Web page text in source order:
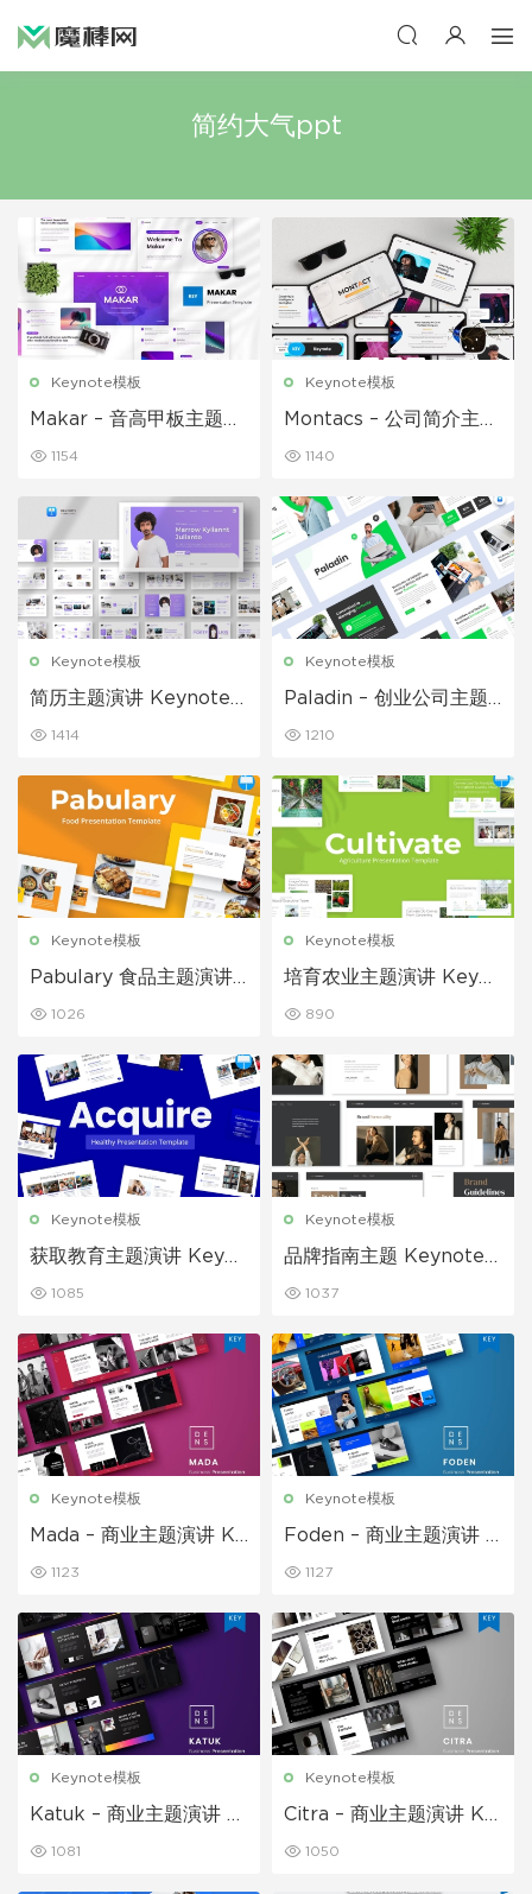
简约大气ppt
Keynote模板
Makar – 音高甲板主题演
1154
Keynote模板
Montacs – 公司简介主题
1140
Keynote模板
简历主题演讲 Keynote
1414
Keynote模板
Paladin – 创业公司主题
1210
Keynote模板
Pabulary 食品主题演讲
1026
Keynote模板
培育农业主题演讲 Keyno
890
Keynote模板
获取教育主题演讲 Keyno
1085
Keynote模板
品牌指南主题 Keynote
1037
Keynote模板
Mada – 商业主题演讲 Ke
1123
Keynote模板
Foden – 商业主题演讲 K
1127
Keynote模板
Katuk – 商业主题演讲 K
1081
Keynote模板
Citra – 商业主题演讲 Ke
1050